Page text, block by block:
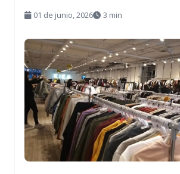
01 de junio, 2026 3 min